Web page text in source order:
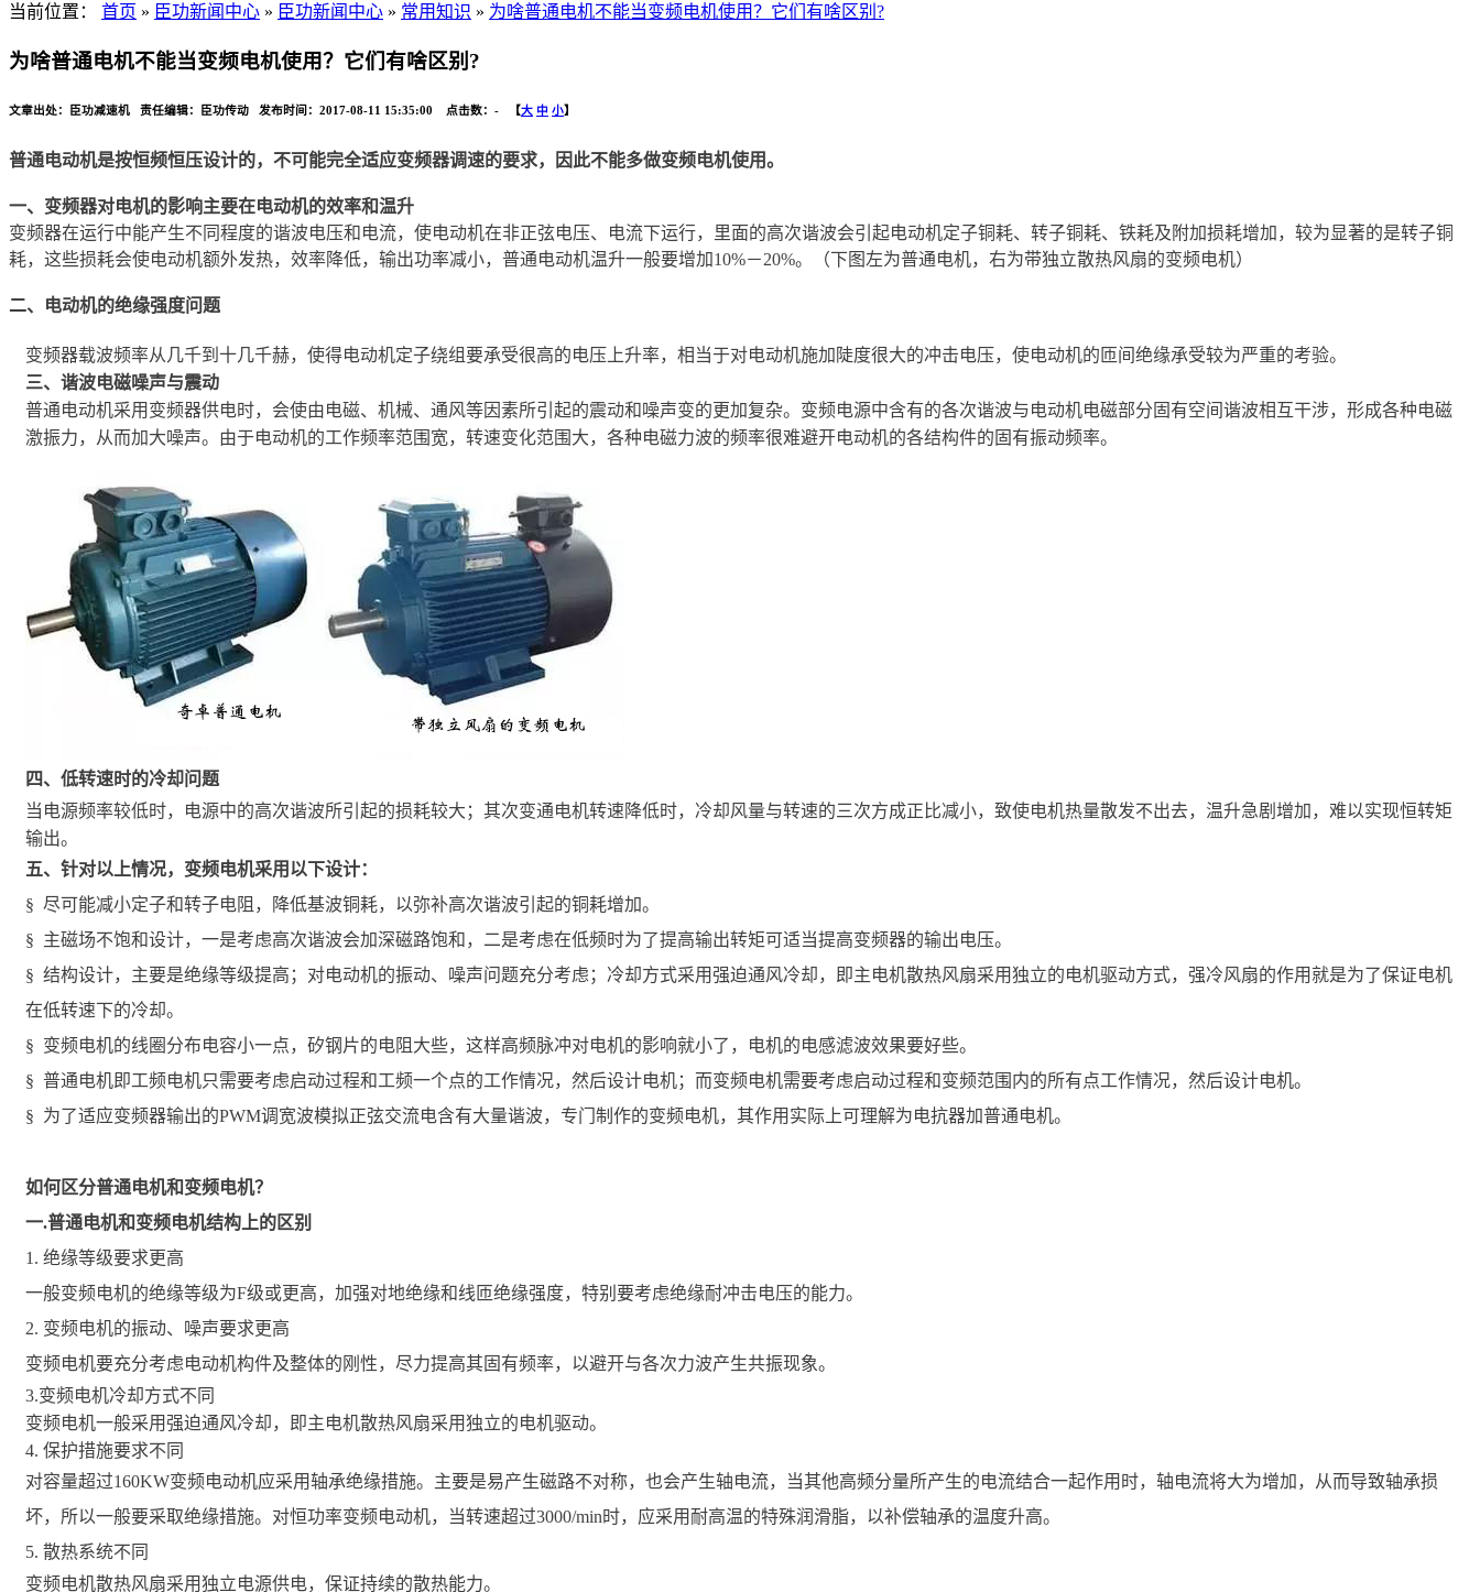
当前位置： 首页 » 臣功新闻中心 » 臣功新闻中心 » 常用知识 » 为啥普通电机不能当变频电机使用？它们有啥区别?
为啥普通电机不能当变频电机使用？它们有啥区别?
文章出处：臣功减速机 责任编辑：臣功传动 发布时间：2017-08-11 15:35:00 点击数： - 【大 中 小】
普通电动机是按恒频恒压设计的，不可能完全适应变频器调速的要求，因此不能多做变频电机使用。
一、变频器对电机的影响主要在电动机的效率和温升
变频器在运行中能产生不同程度的谐波电压和电流，使电动机在非正弦电压、电流下运行，里面的高次谐波会引起电动机定子铜耗、转子铜耗、铁耗及附加损耗增加，较为显著的是转子铜
耗，这些损耗会使电动机额外发热，效率降低，输出功率减小，普通电动机温升一般要增加10%－20%。（下图左为普通电机，右为带独立散热风扇的变频电机）
二、电动机的绝缘强度问题
变频器载波频率从几千到十几千赫，使得电动机定子绕组要承受很高的电压上升率，相当于对电动机施加陡度很大的冲击电压，使电动机的匝间绝缘承受较为严重的考验。
三、谐波电磁噪声与震动
普通电动机采用变频器供电时，会使由电磁、机械、通风等因素所引起的震动和噪声变的更加复杂。变频电源中含有的各次谐波与电动机电磁部分固有空间谐波相互干涉，形成各种电磁
激振力，从而加大噪声。由于电动机的工作频率范围宽，转速变化范围大，各种电磁力波的频率很难避开电动机的各结构件的固有振动频率。
四、低转速时的冷却问题
当电源频率较低时，电源中的高次谐波所引起的损耗较大；其次变通电机转速降低时，冷却风量与转速的三次方成正比减小，致使电机热量散发不出去，温升急剧增加，难以实现恒转矩
输出。
五、针对以上情况，变频电机采用以下设计：
§ 尽可能减小定子和转子电阻，降低基波铜耗，以弥补高次谐波引起的铜耗增加。
§ 主磁场不饱和设计，一是考虑高次谐波会加深磁路饱和，二是考虑在低频时为了提高输出转矩可适当提高变频器的输出电压。
§ 结构设计，主要是绝缘等级提高；对电动机的振动、噪声问题充分考虑；冷却方式采用强迫通风冷却，即主电机散热风扇采用独立的电机驱动方式，强冷风扇的作用就是为了保证电机
在低转速下的冷却。
§ 变频电机的线圈分布电容小一点，矽钢片的电阻大些，这样高频脉冲对电机的影响就小了，电机的电感滤波效果要好些。
§ 普通电机即工频电机只需要考虑启动过程和工频一个点的工作情况，然后设计电机；而变频电机需要考虑启动过程和变频范围内的所有点工作情况，然后设计电机。
§ 为了适应变频器输出的PWM调宽波模拟正弦交流电含有大量谐波，专门制作的变频电机，其作用实际上可理解为电抗器加普通电机。
如何区分普通电机和变频电机？
一.普通电机和变频电机结构上的区别
1. 绝缘等级要求更高
一般变频电机的绝缘等级为F级或更高，加强对地绝缘和线匝绝缘强度，特别要考虑绝缘耐冲击电压的能力。
2. 变频电机的振动、噪声要求更高
变频电机要充分考虑电动机构件及整体的刚性，尽力提高其固有频率，以避开与各次力波产生共振现象。
3.变频电机冷却方式不同
变频电机一般采用强迫通风冷却，即主电机散热风扇采用独立的电机驱动。
4. 保护措施要求不同
对容量超过160KW变频电动机应采用轴承绝缘措施。主要是易产生磁路不对称，也会产生轴电流，当其他高频分量所产生的电流结合一起作用时，轴电流将大为增加，从而导致轴承损
坏，所以一般要采取绝缘措施。对恒功率变频电动机，当转速超过3000/min时，应采用耐高温的特殊润滑脂，以补偿轴承的温度升高。
5. 散热系统不同
变频电机散热风扇采用独立电源供电，保证持续的散热能力。